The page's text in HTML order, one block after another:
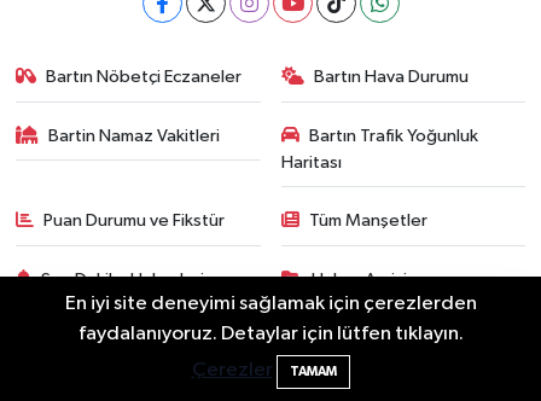
Bartın Nöbetçi Eczaneler Bartın Hava Durumu
Bartin Namaz Vakitleri
Bartın Trafik Yoğunluk
Haritası
Puan Durumu ve Fikstür Tüm Manşetler
Son Dakika Haberleri Haber Arşivi
En iyi site deneyimi sağlamak için çerezlerden
faydalanıyoruz. Detaylar için lütfen tıklayın.
Çerezler
TAMAM
Bartın'da nem oranı yüzde 100'e ulaştı